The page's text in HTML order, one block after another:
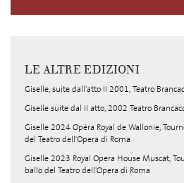
LE ALTRE EDIZIONI
Giselle, suite dall'atto II 2001, Teatro
Giselle suite dal II atto, 2002 Teatro
Giselle 2024 Opéra Royal de Wallonie,
del Teatro dell'Opera di Roma
Giselle 2023 Royal Opera House Muscat,
ballo del Teatro dell'Opera di Roma